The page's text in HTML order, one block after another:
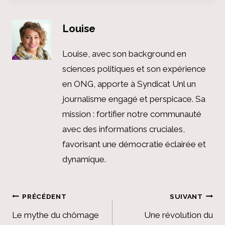
Louise
Louise, avec son background en
sciences politiques et son expérience
en ONG, apporte à Syndicat Unl un
journalisme engagé et perspicace. Sa
mission : fortifier notre communauté
avec des informations cruciales,
favorisant une démocratie éclairée et
dynamique.
Navigation
PRÉCÉDENT
Le mythe du chômage
SUIVANT
Une révolution du